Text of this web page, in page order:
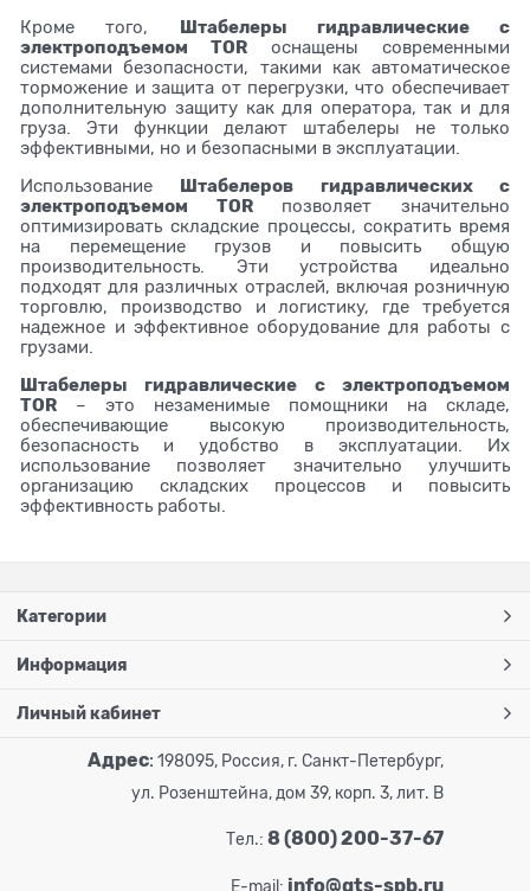
Кроме того, Штабелеры гидравлические c
электроподъемом TOR оснащены современными
системами безопасности, такими как автоматическое
торможение и защита от перегрузки, что обеспечивает
дополнительную защиту как для оператора, так и для
груза. Эти функции делают штабелеры не только
эффективными, но и безопасными в эксплуатации.
Использование Штабелеров гидравлических c
электроподъемом TORпозволяет значительно
оптимизировать складские процессы, сократить время
на перемещение грузов и повысить общую
производительность. Эти устройства идеально
подходят для различных отраслей, включая розничную
торговлю, производство и логистику, где требуется
надежное и эффективное оборудование для работы с
грузами.
Штабелеры гидравлические c электроподъемом
TOR – это незаменимые помощники на складе,
обеспечивающие высокую производительность,
безопасность и удобство в эксплуатации. Их
использование позволяет значительно улучшить
организацию складских процессов и повысить
эффективность работы.
Категории
Информация
Личный кабинет
Адрес: 198095, Россия, г. Санкт-Петербург,
ул. Розенштейна, дом 39, корп. 3, лит. В
Тел.: 8 (800) 200-37-67
E-mail: info@gts-spb.ru